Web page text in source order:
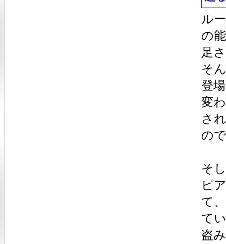
ル
の
足
そ
登
変
さ
の
そ
ピ
て
て
盗